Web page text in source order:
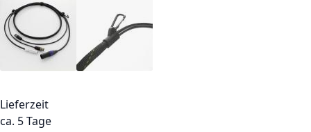
Lieferzeit
ca. 5 Tage